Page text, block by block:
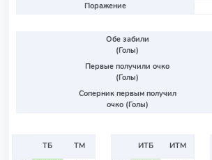
Поражение
Обе забили
(Голы)
Первые получили очко
(Голы)
Соперник первым получил
очко (Голы)
ТБ
ТМ
ИТБ
ИТМ